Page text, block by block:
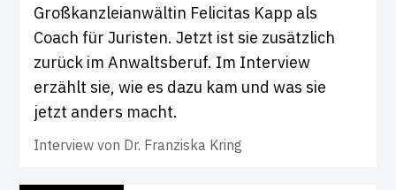
Großkanzleianwältin Felicitas Kapp als
Coach für Juristen. Jetzt ist sie zusätzlich
zurück im Anwaltsberuf. Im Interview
erzählt sie, wie es dazu kam und was sie
jetzt anders macht.
Interview von Dr. Franziska Kring